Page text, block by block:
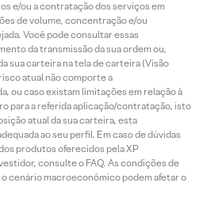
e/ou a contratação dos serviços em
de volume, concentração e/ou
Você pode consultar essas
da transmissão da sua ordem ou,
sua carteira na tela de carteira (Visão
atual não comporte a
ou caso existam limitações em relação à
para a referida aplicação/contratação, isto
atual da sua carteira, esta
ao seu perfil. Em caso de dúvidas
produtos oferecidos pela XP
consulte o FAQ. As condições de
cenário macroeconômico podem afetar o